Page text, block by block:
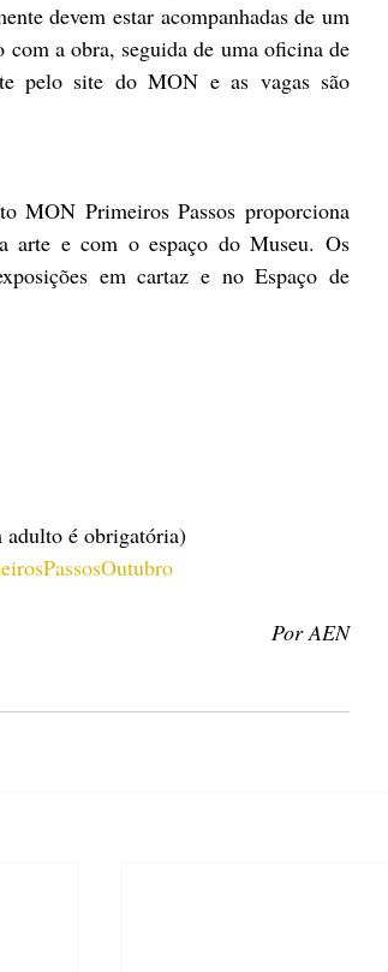
devem estar acompanhadas de um
a obra, seguida de uma oficina de
pelo site do MON e as vagas são
MON Primeiros Passos proporciona
arte e com o espaço do Museu. Os
em cartaz e no Espaço de
adulto é obrigatória)
Por AEN